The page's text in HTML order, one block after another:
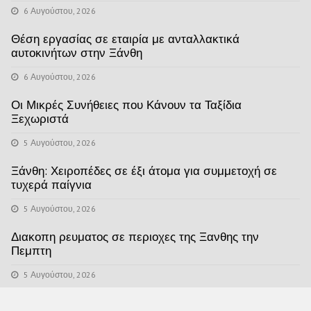
6 Αυγούστου, 2026
Θέση εργασίας σε εταιρία με ανταλλακτικά
αυτοκινήτων στην Ξάνθη
6 Αυγούστου, 2026
Οι Μικρές Συνήθειες που Κάνουν τα Ταξίδια
Ξεχωριστά
5 Αυγούστου, 2026
Ξάνθη: Χειροπέδες σε έξι άτομα για συμμετοχή σε
τυχερά παίγνια
5 Αυγούστου, 2026
Διακοπη ρευματος σε περιοχες της Ξανθης την
Πεμπτη
5 Αυγούστου, 2026